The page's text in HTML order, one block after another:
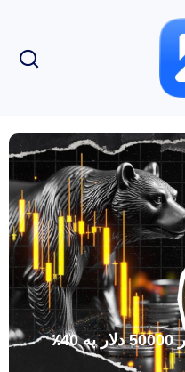
احتمال سقوط بیت کوین به زیر 50000 دلار به 40٪